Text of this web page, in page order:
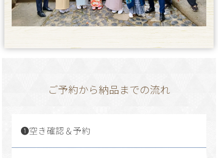
ご予約から納品までの流れ
❶空き確認＆予約